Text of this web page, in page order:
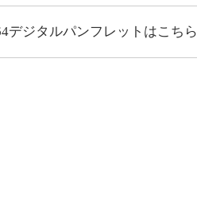
デジタルパンフレットはこちら